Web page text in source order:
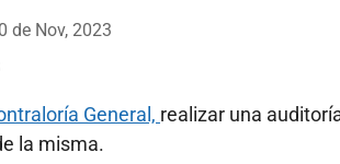
de Nov, 2023
General, realizar una
la misma.